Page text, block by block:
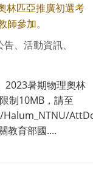
林匹亞推廣初選考
參加。
、活動資訊、
暑期物理奧林
制10MB，請至
教育部國....